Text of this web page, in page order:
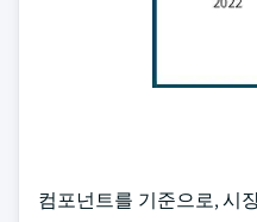
컴포넌트를 기준으로, 시